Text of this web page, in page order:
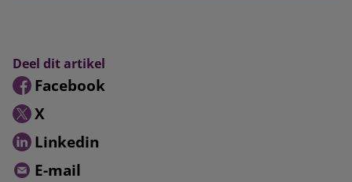
Deel dit artikel
Facebook
X
Linkedin
E-mail